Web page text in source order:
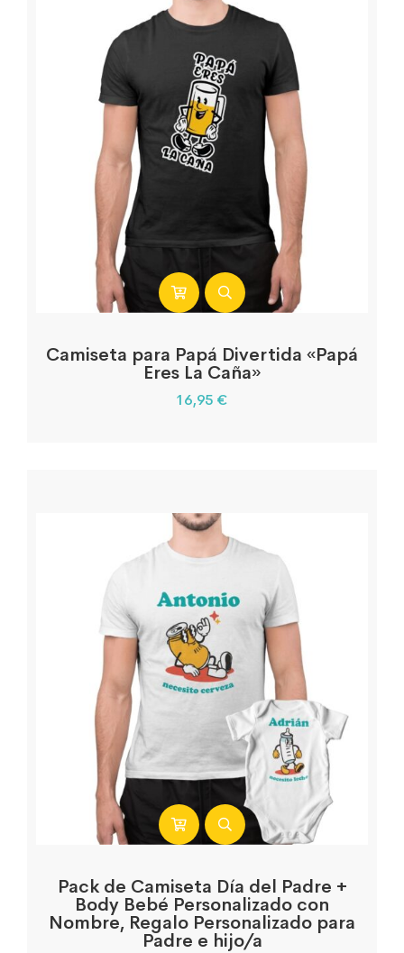
Camiseta para Papá Divertida «Papá
Eres La Caña»
16,95 €
Pack de Camiseta Día del Padre +
Body Bebé Personalizado con
Nombre, Regalo Personalizado para
Padre e hijo/a